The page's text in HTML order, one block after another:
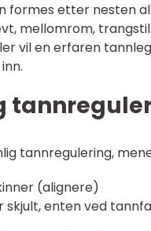
formes etter nesten
mellomrom,
vil en erfaren
tannregulering,
(alignere)
skjult, enten ved